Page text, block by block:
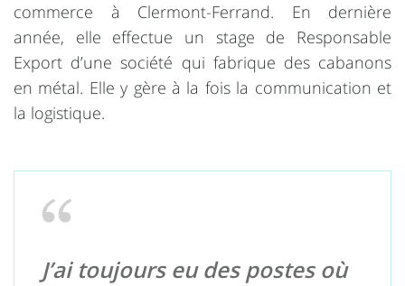
commerce à Clermont-Ferrand. En dernière
année, elle effectue un stage de Responsable
Export d’une société qui fabrique des cabanons
en métal. Elle y gère à la fois la communication et
la logistique.
J’ai toujours eu des postes où